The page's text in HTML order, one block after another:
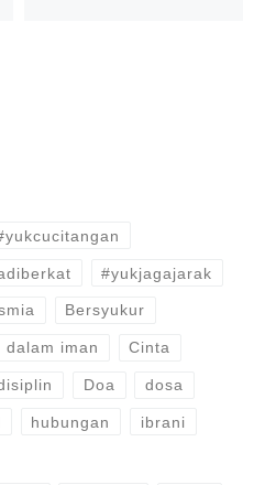
#yukjagajarak
Bersyukur
dalam iman Cinta
Doa dosa
hubungan ibrani